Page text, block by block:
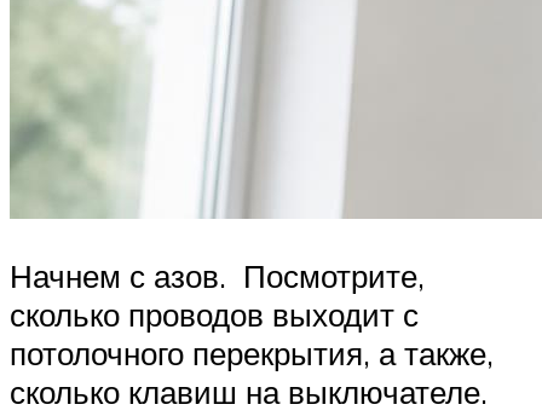
Начнем с азов. Посмотрите,
сколько проводов выходит с
потолочного перекрытия, а также,
сколько клавиш на выключателе.